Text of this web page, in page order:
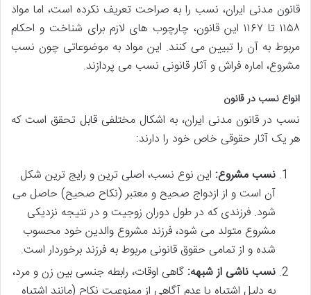
قانون مدنی ایران، نسب را به صراحت تعریف نکرده است، اما مواد
۱۱۵۸ تا ۱۱۶۷ این قانون، چارچوب های لازم برای شناخت و احکام
مربوط به آن را تبیین می کنند. این مواد به موضوعاتی چون نسب
مشروع، اماره فراش و آثار قانونی نسب می پردازند.
انواع نسب در قانون
نسب در قانون مدنی ایران، به اشکال مختلفی قابل تحقق است که
هر یک آثار حقوقی خاص خود را دارند:
نسب مشروع: این نوع نسب، اصلی ترین و رایج ترین شکل
آن است و از ازدواج صحیح و معتبر (نکاح صحیح) حاصل می
شود. فرزندی که در طول دوران زوجیت و در نتیجه نزدیکی
مشروع متولد می شود، فرزند مشروع والدین خود محسوب
شده و از تمامی حقوق قانونی مربوط به فرزند برخوردار است.
نسب ناشی از شبهه: گاهی اوقات، رابطه جنسی بین زن و مرد،